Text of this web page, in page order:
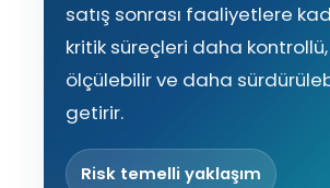
satış sonrası faaliyetlere
kritik süreçleri daha
ölçülebilir ve daha
getirir.
Risk temelli yaklaşım